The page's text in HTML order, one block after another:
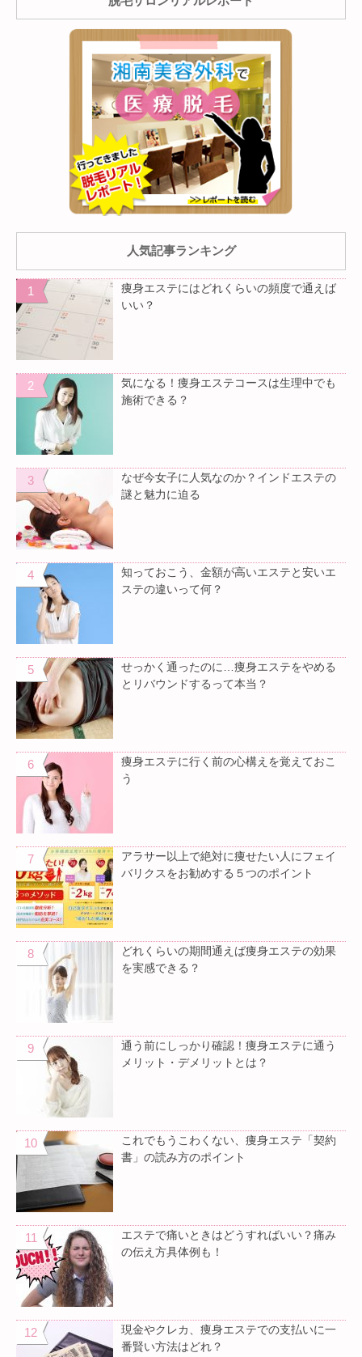
人気記事ランキング
痩身エステにはどれくらいの頻度で通えば
いい？
気になる！痩身エステコースは生理中でも
施術できる？
なぜ今女子に人気なのか？インドエステの
謎と魅力に迫る
知っておこう、金額が高いエステと安いエ
ステの違いって何？
せっかく通ったのに…痩身エステをやめる
とリバウンドするって本当？
痩身エステに行く前の心構えを覚えておこ
う
アラサー以上で絶対に痩せたい人にフェイ
バリクスをお勧めする５つのポイント
どれくらいの期間通えば痩身エステの効果
を実感できる？
通う前にしっかり確認！痩身エステに通う
メリット・デメリットとは？
これでもうこわくない、痩身エステ「契約
書」の読み方のポイント
エステで痛いときはどうすればいい？痛み
の伝え方具体例も！
現金やクレカ、痩身エステでの支払いに一
番賢い方法はどれ？